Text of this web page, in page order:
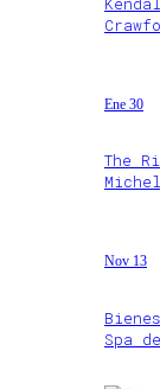
Ene 30
The
Nov 13
Spa